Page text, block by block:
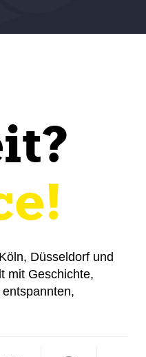
Düsseldorf und
mit Geschichte,